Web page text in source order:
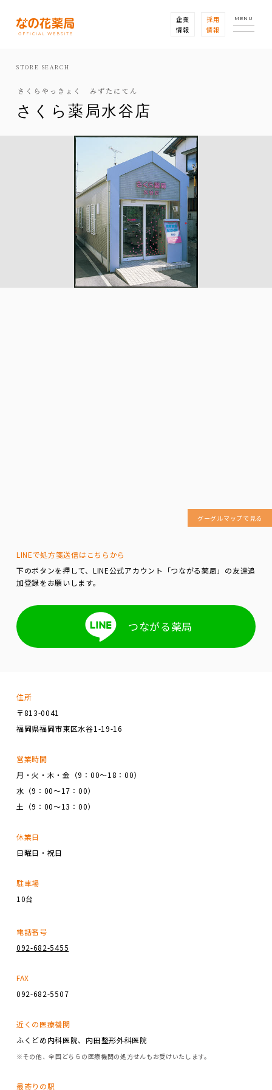
企業
情報
採用
情報
MENU
STORE SEARCH
さくらやっきょく みずたにてん
さくら薬局水谷店
グーグルマップで見る
LINEで処方箋送信はこちらから
下のボタンを押して、LINE公式アカウント「つながる薬局」の友達追
加登録をお願いします。
つながる薬局
住所
〒813-0041
福岡県福岡市東区水谷1-19-16
営業時間
月・火・木・金（9：00～18：00）
水（9：00～17：00）
土（9：00～13：00）
休業日
日曜日・祝日
駐車場
10台
電話番号
092-682-5455
FAX
092-682-5507
近くの医療機関
ふくどめ内科医院、内田整形外科医院
※その他、全国どちらの医療機関の処方せんもお受けいたします。
最寄りの駅